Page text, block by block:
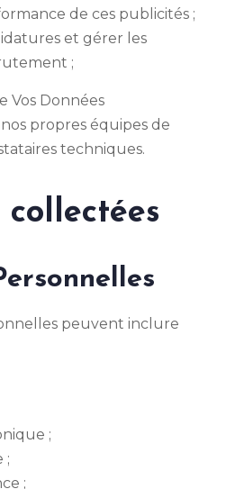
de ces publicités ;
et gérer les
;
Vos Données
propres équipes de
techniques.
collectées
peuvent inclure
;
;
;